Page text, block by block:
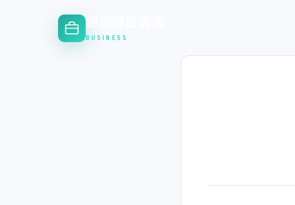
资深投资咨询
BUSINESS